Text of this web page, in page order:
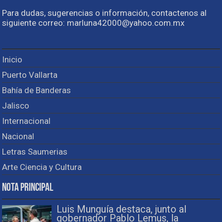
Para dudas, sugerencias o información, contactenos al
siguiente correo: marluna42000@yahoo.com.mx
Inicio
Puerto Vallarta
Bahía de Banderas
Jalisco
Internacional
Nacional
Letras Saumerias
Arte Ciencia y Cultura
Nota Principal
Luis Munguía destaca, junto al
gobernador Pablo Lemus, la